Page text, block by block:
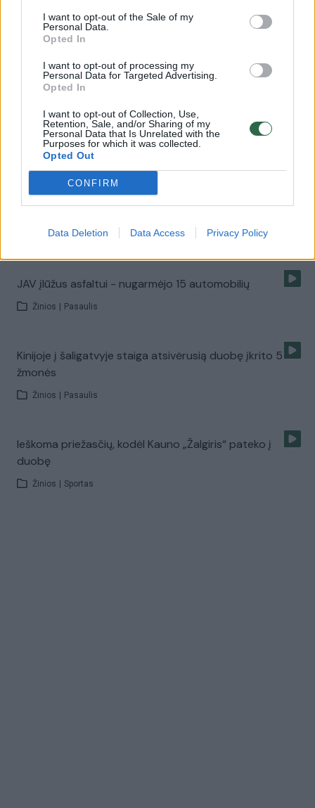
I want to opt-out of the Sale of my
Personal Data.
Opted In
I want to opt-out of processing my
Personal Data for Targeted Advertising.
Opted In
I want to opt-out of Collection, Use,
Retention, Sale, and/or Sharing of my
Personal Data that Is Unrelated with the
Purposes for which it was collected.
Opted Out
CONFIRM
Data Deletion Data Access Privacy Policy
Londone milžiniška smegduobė vos nepasiglemžė
automobilio
Vudis (I)
Žinios | Ginčas
Iš duobės išlipęs S. Siparis: „Dievas man suteikė
Žinios | Ginčas
JAV įlūžus asfaltui - nugarmėjo 15 automobilių
Žinios Pasaulis
Kinijoje į šaligatvyje staiga atsivėrusią duobę įkrito 5
žmonės
Žinios Pasaulis
Ieškoma priežasčių, kodėl Kauno „Žalgiris“ pateko į
duobę
Žinios Sportas